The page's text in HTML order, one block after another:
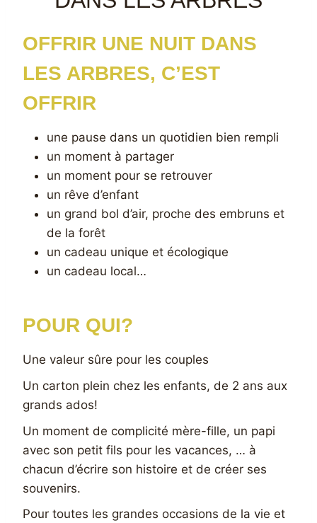
OFFRIR UNE NUIT DANS
LES ARBRES, C’EST
OFFRIR
une pause dans un quotidien bien rempli
un moment à partager
un moment pour se retrouver
un rêve d’enfant
un grand bol d’air, proche des embruns et
de la forêt
un cadeau unique et écologique
un cadeau local…
POUR QUI?
Une valeur sûre pour les couples
Un carton plein chez les enfants, de 2 ans aux
grands ados!
Un moment de complicité mère-fille, un papi
avec son petit fils pour les vacances, … à
chacun d’écrire son histoire et de créer ses
souvenirs.
Pour toutes les grandes occasions de la vie et